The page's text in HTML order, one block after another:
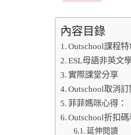
內容目錄
Outschool課程特
ESL母語非英文
實際課堂分享
Outschool取消
菲菲媽咪心得：
Outschool折扣
延伸閱讀